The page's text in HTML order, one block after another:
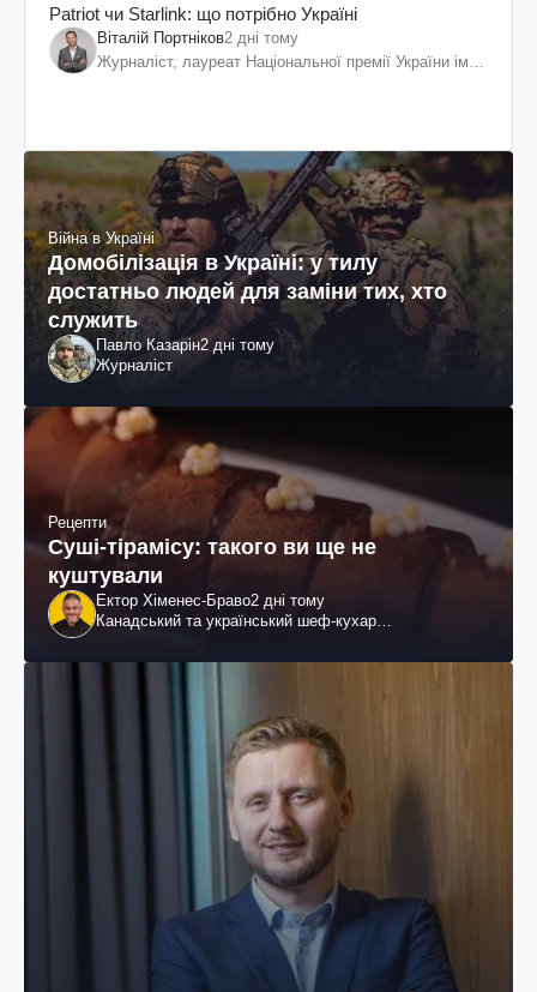
Patriot чи Starlink: що потрібно Україні
Віталій Портніков2 дні тому
Журналіст, лауреат Національної премії України ім.
Війна в Україні
Домобілізація в Україні: у тилу
достатньо людей для заміни тих, хто
служить
Павло Казарін2 дні тому
Журналіст
Рецепти
Суші-тірамісу: такого ви ще не
куштували
Ектор Хіменес-Браво2 дні тому
Канадський та український шеф-кухар